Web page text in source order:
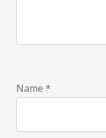
Name *